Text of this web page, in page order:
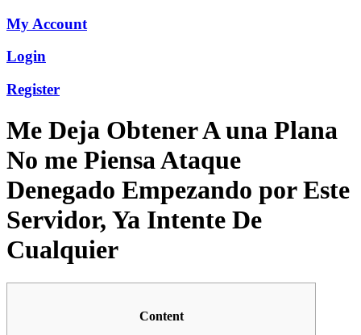
My Account
Login
Register
Me Deja Obtener A una Plana
No me Piensa Ataque
Denegado Empezando por Este
Servidor, Ya Intente De
Cualquier
Content